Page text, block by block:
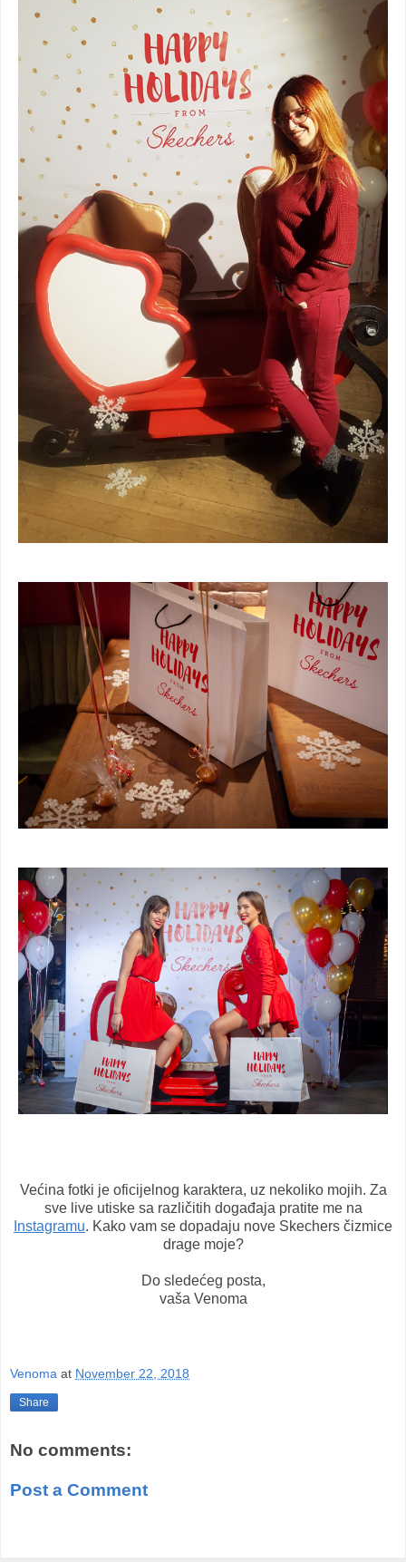
Većina fotki je oficijelnog karaktera, uz nekoliko mojih. Za
sve live utiske sa različitih događaja pratite me na
Instagramu. Kako vam se dopadaju nove Skechers čizmice
drage moje?
Do sledećeg posta,
vaša Venoma
Venoma at November 22, 2018
Share
No comments:
Post a Comment